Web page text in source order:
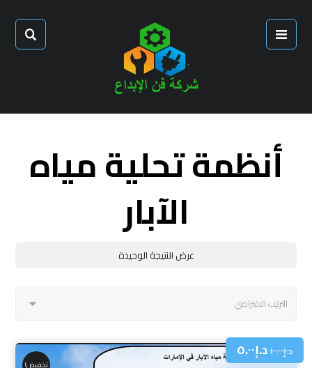
أنظمة تحلية مياه
الآبار
عرض النتيجة الوحيدة
د.إ١٠.٠٠د.إ٥.٠٠
تخفيض!